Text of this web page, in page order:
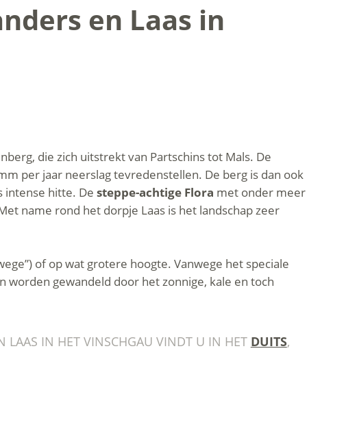
en Laas in
die zich uitstrekt van Partschins tot Mals. De
per jaar neerslag tevredenstellen. De berg is dan ook
intense hitte. De steppe-achtige Flora met onder meer
name rond het dorpje Laas is het landschap zeer
of op wat grotere hoogte. Vanwege het speciale
gewandeld door het zonnige, kale en toch
LAAS IN HET VINSCHGAU VINDT U IN HET DUITS,